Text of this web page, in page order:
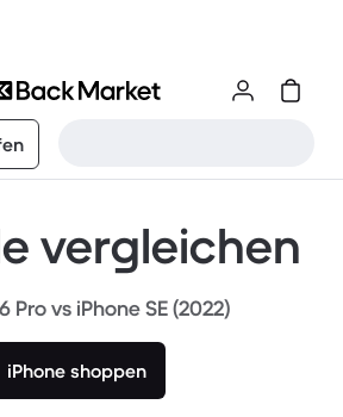
vergleichen
Pro vs iPhone SE (2022)
iPhone shoppen